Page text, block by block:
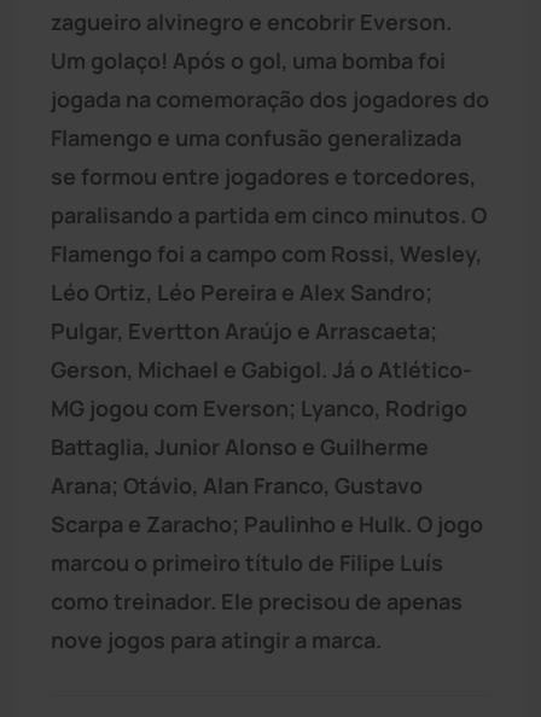
zagueiro alvinegro e encobrir Everson.
Um golaço! Após o gol, uma bomba foi
jogada na comemoração dos jogadores do
Flamengo e uma confusão generalizada
se formou entre jogadores e torcedores,
paralisando a partida em cinco minutos. O
Flamengo foi a campo com Rossi, Wesley,
Léo Ortiz, Léo Pereira e Alex Sandro;
Pulgar, Evertton Araújo e Arrascaeta;
Gerson, Michael e Gabigol. Já o Atlético-
MG jogou com Everson; Lyanco, Rodrigo
Battaglia, Junior Alonso e Guilherme
Arana; Otávio, Alan Franco, Gustavo
Scarpa e Zaracho; Paulinho e Hulk. O jogo
marcou o primeiro título de Filipe Luís
como treinador. Ele precisou de apenas
nove jogos para atingir a marca.